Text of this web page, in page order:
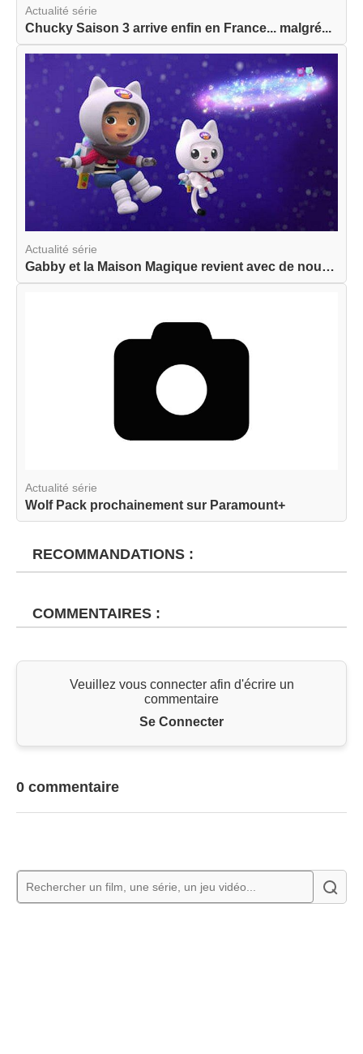
Actualité série
Chucky Saison 3 arrive enfin en France... malgré...
Actualité série
Gabby et la Maison Magique revient avec de nouve...
Actualité série
Wolf Pack prochainement sur Paramount+
RECOMMANDATIONS :
COMMENTAIRES :
Veuillez vous connecter afin d'écrire un
commentaire
Se Connecter
0 commentaire